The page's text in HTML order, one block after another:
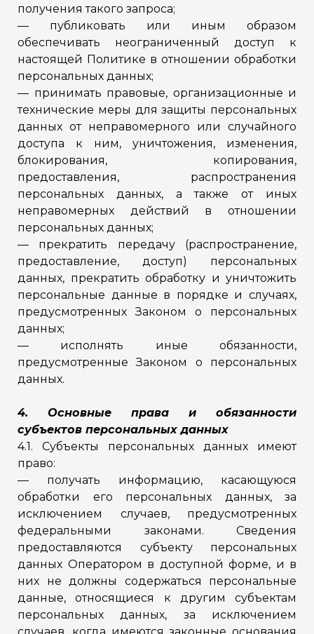
получения такого запроса;
— публиковать или иным образом
обеспечивать неограниченный доступ к
настоящей Политике в отношении обработки
персональных данных;
— принимать правовые, организационные и
технические меры для защиты персональных
данных от неправомерного или случайного
доступа к ним, уничтожения, изменения,
блокирования, копирования,
предоставления, распространения
персональных данных, а также от иных
неправомерных действий в отношении
персональных данных;
— прекратить передачу (распространение,
предоставление, доступ) персональных
данных, прекратить обработку и уничтожить
персональные данные в порядке и случаях,
предусмотренных Законом о персональных
данных;
— исполнять иные обязанности,
предусмотренные Законом о персональных
данных.
4. Основные права и обязанности
субъектов персональных данных
4.1. Субъекты персональных данных имеют
право:
— получать информацию, касающуюся
обработки его персональных данных, за
исключением случаев, предусмотренных
федеральными законами. Сведения
предоставляются субъекту персональных
данных Оператором в доступной форме, и в
них не должны содержаться персональные
данные, относящиеся к другим субъектам
персональных данных, за исключением